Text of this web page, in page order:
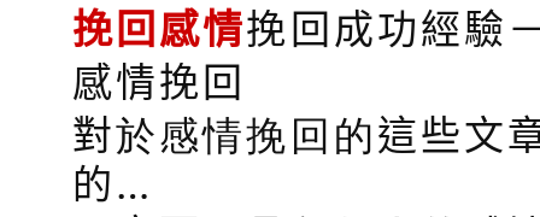
挽回感情挽回成功經驗
感情挽回
對於感情挽回的這些文
的…